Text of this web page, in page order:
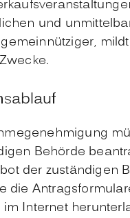
und
Behörde
der zuständigen
die
Internet